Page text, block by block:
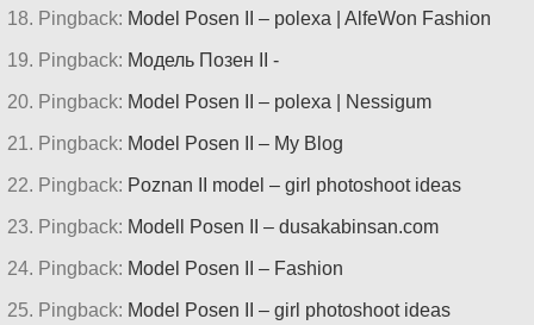
Pingback: Model Posen II – polexa | AlfeWon Fashion
Pingback: Модель Позен II -
Pingback: Model Posen II – polexa | Nessigum
Pingback: Model Posen II – My Blog
Pingback: Poznan II model – girl photoshoot ideas
Pingback: Modell Posen II – dusakabinsan.com
Pingback: Model Posen II – Fashion
Pingback: Model Posen II – girl photoshoot ideas